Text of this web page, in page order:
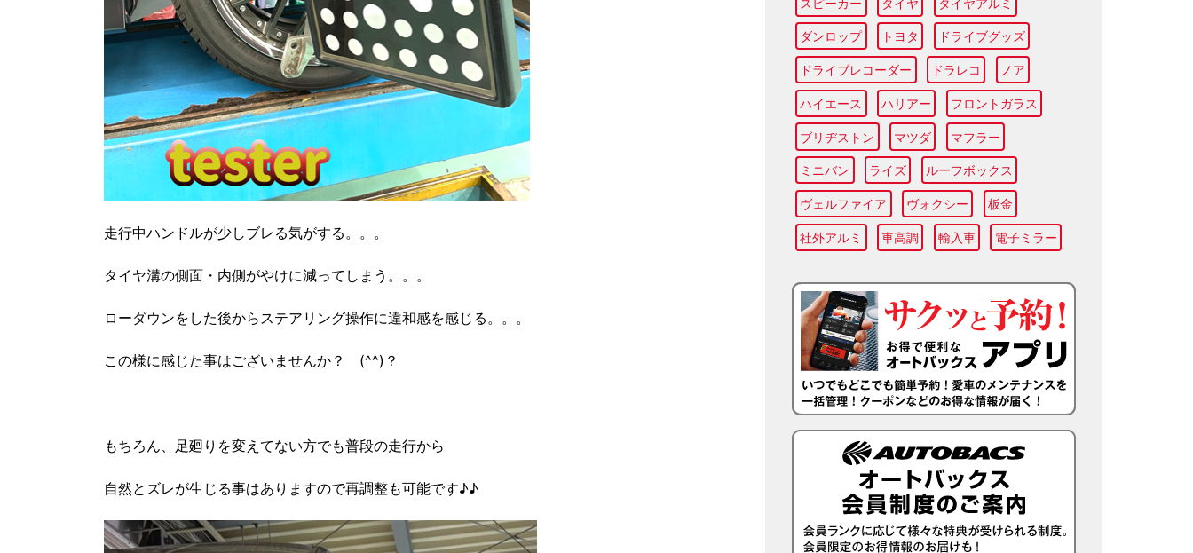
走行中ハンドルが少しブレる気がする。。。
タイヤ溝の側面・内側がやけに減ってしまう。。。
ローダウンをした後からステアリング操作に違和感を感じる。。。
この様に感じた事はございませんか？ (^^)？
もちろん、足廻りを変えてない方でも普段の走行から
自然とズレが生じる事はありますので再調整も可能です♪♪
ダンロップ トヨタ ドライブグッズ
ドライブレコーダー ドラレコ ノア
ハイエース ハリアー フロントガラス
ブリヂストン マツダ マフラー
ミニバン ライズ ルーフボックス
ヴェルファイア ヴォクシー 板金
社外アルミ 車高調 輸入車 電子ミラー